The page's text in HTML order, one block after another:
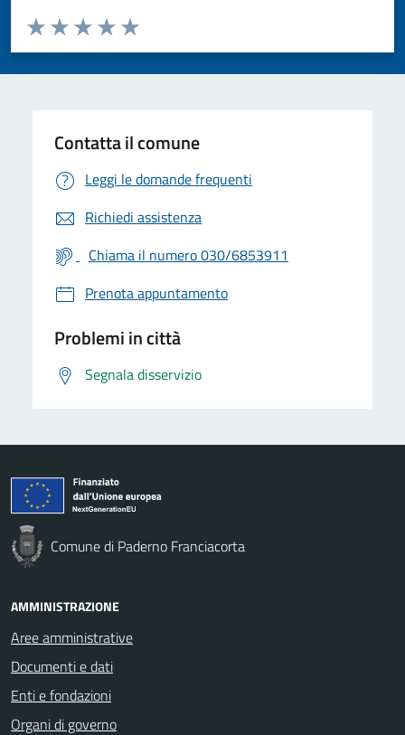
Valuta da 1 a 5 stelle la pagina
Valuta 5 stelle su 5
Valuta 4 stelle su 5
Valuta 3 stelle su 5
Valuta 2 stelle su 5
Valuta 1 stelle su 5
Contatta il comune
Leggi le domande frequenti
Richiedi assistenza
Chiama il numero 030/6853911
Prenota appuntamento
Problemi in città
Segnala disservizio
Comune di Paderno Franciacorta
AMMINISTRAZIONE
Aree amministrative
Documenti e dati
Enti e fondazioni
Organi di governo